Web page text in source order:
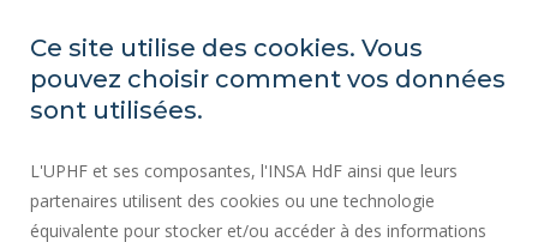
ÍNDICE DE IGUALDAD PROFESIONAL
MAPA DEL SITIO
DATOS PERSONALES
CONTRATACIÓN PÚBLICA
Ce site utilise des cookies. Vous
pouvez choisir comment vos données
sont utilisées.
L'UPHF et ses composantes, l'INSA HdF ainsi que leurs
partenaires utilisent des cookies ou une technologie
équivalente pour stocker et/ou accéder à des informations